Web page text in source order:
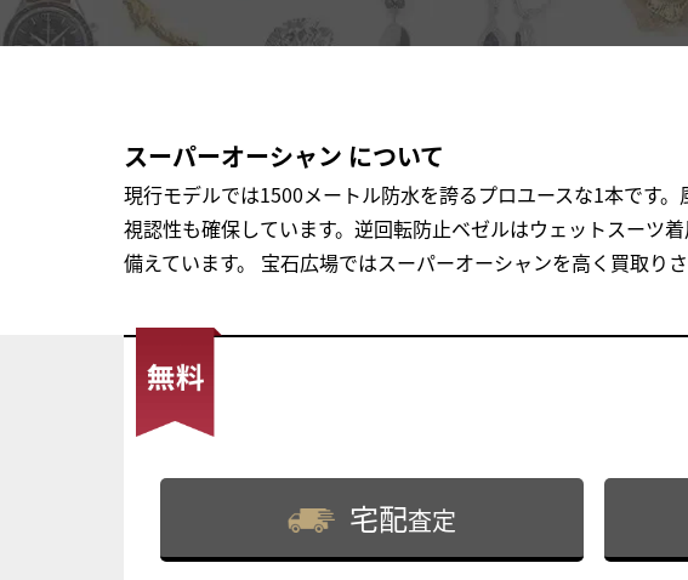
スーパーオーシャン について
現行モデルでは1500メートル防水を誇るプロユースな1本です
視認性も確保しています。逆回転防止ベゼルはウェットスーツ
備えています。 宝石広場ではスーパーオーシャンを高く買取りさ
宅配査定